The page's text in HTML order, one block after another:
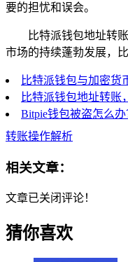
要的担忧和误会。
比特派钱包地址转
市场的持续蓬勃发展，
比特派钱包与加密货
比特派钱包地址转账
Bitpie钱包被盗怎么
转账操作解析
相关文章：
文章已关闭评论！
猜你喜欢